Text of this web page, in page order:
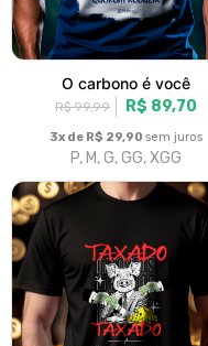
- Estado + Liberdade
R$ 99,99 R$ 89,70
3x de R$ 29,90 sem juros
P, M, G, GG, XGG